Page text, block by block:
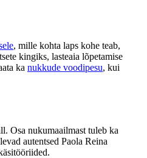
, mille kohta laps kohe teab,
kingiks, lasteaia lõpetamise
ka nukkude voodipesu, kui
Osa nukumaailmast tuleb ka
autentsed Paola Reina